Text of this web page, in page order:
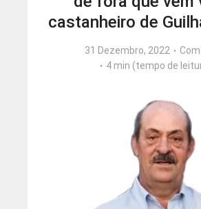
castanheiro de
31 Dezembro, 2022
4 min (tempo de